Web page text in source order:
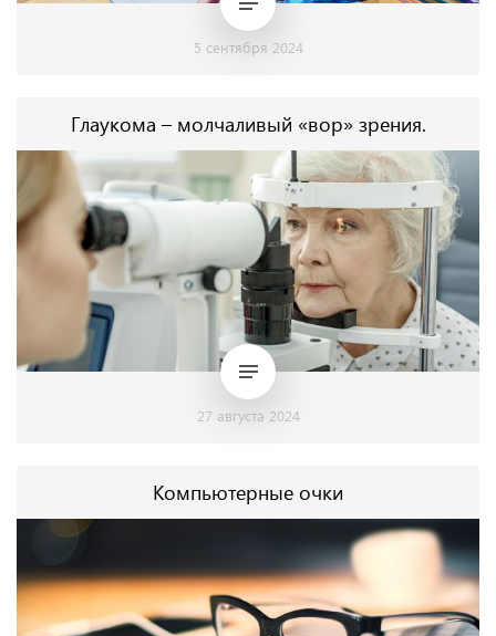
5 сентября 2024
Глаукома – молчаливый «вор» зрения.
27 августа 2024
Компьютерные очки